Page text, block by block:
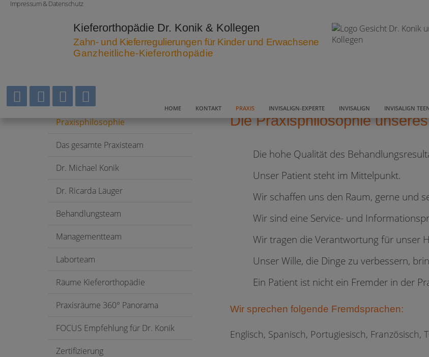
Impressum & Datenschutz
Kieferorthopädie Dr. Konik & Kollegen
Zahn- und Kieferregulierungen für Kinder und Erwachsene
Ganzheitliche-Kieferorthopädie
HOME KONTAKT PRAXIS INVISALIGN-EXPERTE INVISALIGN INVISALIGN
Praxisphilosophie
Das gesamte Praxisteam
Dr. Michael Konik
Dr. Ricarda Läuger
Behandlungsteam
Managementteam
Laborteam
Räume Kieferorthopädie
Praxisräume 360° Panorama
FOCUS Empfehlung für Dr. Konik
Zertifizierung
Die Praxisphilosophie
Die hohe Qualität des
Unser Patient steht im Mittelpunkt.
Wir schaffen uns den Raum, gerne und
Wir sind eine Service- und
Wir tragen die Verantwortung für unser
Unser Wille, die Dinge zu verbessern,
Ein Patient ist nicht ein Fremder in der
Wir sprechen folgende Fremdsprachen:
Englisch, Spanisch, Portugiesisch,